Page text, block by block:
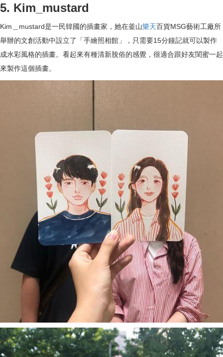
5. Kim_mustard
Kim＿mustard是一民韓國的插畫家，她在釜山樂天百貨MSG藝術工廠所
舉辦的文創活動中設立了「手繪照相館」，只需要15分鐘記就可以製作
成水彩風格的插畫。看起來有種清新脫俗的感覺，很適合跟好友閨蜜一起
來製作這個插畫。